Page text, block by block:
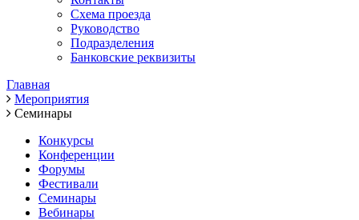
Схема проезда
Руководство
Подразделения
Банковские реквизиты
Главная
Мероприятия
Семинары
Конкурсы
Конференции
Форумы
Фестивали
Семинары
Вебинары